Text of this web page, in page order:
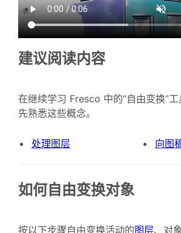
建议阅读内容
在继续学习 Fresco 中的“自由变换”
先熟悉这些概念。
处理图层 向图
如何自由变换对象
按以下步骤自由变换活动的图层、对